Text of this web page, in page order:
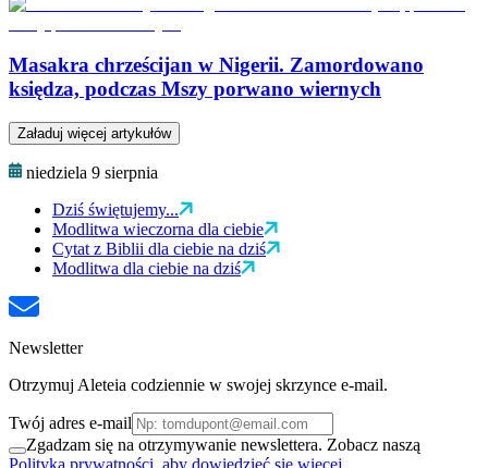
Masakra chrześcijan w Nigerii. Zamordowano
księdza, podczas Mszy porwano wiernych
Załaduj więcej artykułów
niedziela 9 sierpnia
Dziś świętujemy...
Modlitwa wieczorna dla ciebie
Cytat z Biblii dla ciebie na dziś
Modlitwa dla ciebie na dziś
Newsletter
Otrzymuj Aleteia codziennie w swojej skrzynce e-mail.
Twój adres e-mail
Zgadzam się na otrzymywanie newslettera. Zobacz naszą